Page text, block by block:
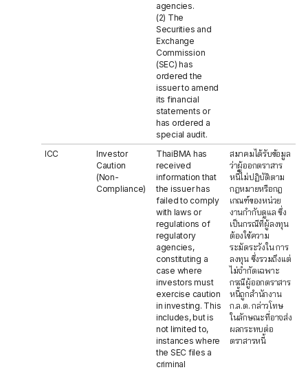
agencies.
(2) The
Securities and
Exchange
Commission
(SEC) has
ordered the
issuer to amend
its financial
statements or
has ordered a
special audit.
ICC
Investor
Caution
(Non-
Compliance)
ThaiBMA has
received
information that
the issuer has
failed to comply
with laws or
regulations of
regulatory
agencies,
constituting a
case where
investors must
exercise caution
in investing. This
includes, but is
not limited to,
instances where
the SEC files a
criminal
สมาคมได้รับข้อมูล
ว่าผู้ออกตราสาร
หนี้ไม่ปฏิบัติตาม
กฎหมายหรือกฎ
เกณฑ์ของหน่วย
งานกำกับดูแล ซึ่ง
เป็นกรณีที่ผู้ลงทุน
ต้องใช้ความ
ระมัดระวังใน การ
ลงทุน ซึ่งรวมถึงแต่
ไม่จำกัดเฉพาะ
กรณีผู้ออกตราสาร
หนี้ถูกสำนักงาน
ก.ล.ต. กล่าวโทษ
ในลักษณะที่อาจส่ง
ผลกระทบต่อ
ตราสารหนี้